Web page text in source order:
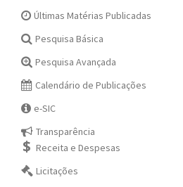
Últimas Matérias Publicadas
Pesquisa Básica
Pesquisa Avançada
Calendário de Publicações
e-SIC
Transparência
Receita e Despesas
Licitações